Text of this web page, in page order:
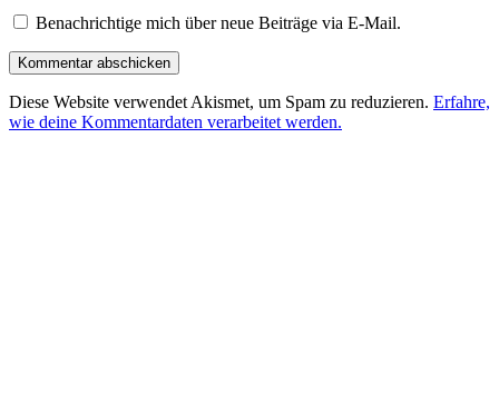
Benachrichtige mich über neue Beiträge via E-Mail.
Diese Website verwendet Akismet, um Spam zu reduzieren. Erfahre,
wie deine Kommentardaten verarbeitet werden.